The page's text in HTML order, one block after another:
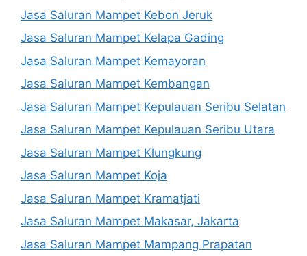
Jasa Saluran Mampet Kebon Jeruk
Jasa Saluran Mampet Kelapa Gading
Jasa Saluran Mampet Kemayoran
Jasa Saluran Mampet Kembangan
Jasa Saluran Mampet Kepulauan Seribu Selatan
Jasa Saluran Mampet Kepulauan Seribu Utara
Jasa Saluran Mampet Klungkung
Jasa Saluran Mampet Koja
Jasa Saluran Mampet Kramatjati
Jasa Saluran Mampet Makasar, Jakarta
Jasa Saluran Mampet Mampang Prapatan